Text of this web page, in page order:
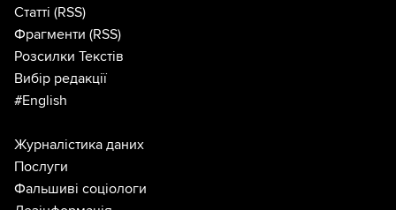
Статті (RSS)
Фрагменти (RSS)
Розсилки Текстів
Вибір редакції
#English
Журналістика даних
Послуги
Фальшиві соціологи